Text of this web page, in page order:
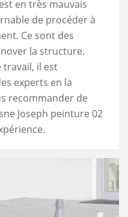
en très mauvais
de procéder à
Ce sont des
la structure.
travail, il est
experts en la
recommander de
Joseph peinture 02